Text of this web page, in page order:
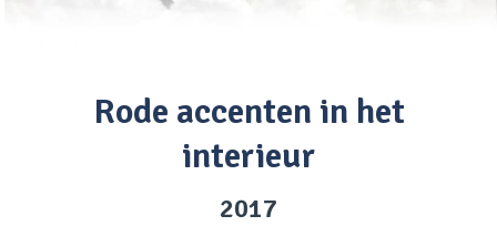
Rode accenten in het
interieur
2017